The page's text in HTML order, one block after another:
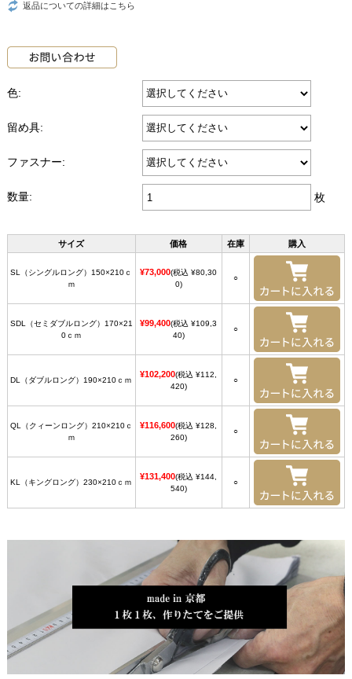
返品についての詳細はこちら
色:
留め具:
ファスナー:
数量: 枚
サイズ 価格 在庫 購入
SL（シングルロング）150×210ｃ
ｍ
¥73,000(税込 ¥80,30
0)
○
SDL（セミダブルロング）170×21
0ｃｍ
¥99,400(税込 ¥109,3
40)
○
DL（ダブルロング）190×210ｃｍ
¥102,200(税込 ¥112,
420)
○
QL（クィーンロング）210×210ｃ
ｍ
¥116,600(税込 ¥128,
260)
○
KL（キングロング）230×210ｃｍ
¥131,400(税込 ¥144,
540)
○